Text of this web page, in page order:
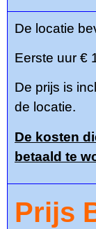
De locatie
Eerste uur €
De prijs is
de locatie.
De kosten
betaald te
Prijs